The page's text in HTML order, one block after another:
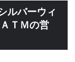
ルバーウィ
ＴＭの営